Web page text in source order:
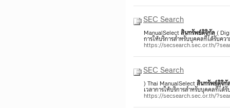
SEC Search
ManualSelectสินทรัพย์ดิจิทัล (
การให้บริการสำหรับบุคคลที่ได้รับค
https://secsearch.sec.or.th/
SEC Search
) Thai ManualSelectสินทรัพย์ดิจิทั
เวลาการให้บริการสำหรับบุคคลที่ได้
https://secsearch.sec.or.th/